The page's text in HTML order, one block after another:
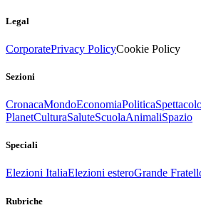
Legal
CorporatePrivacy PolicyCookie Policy
Sezioni
CronacaMondoEconomiaPolitica
PlanetCulturaSaluteScuolaAnimaliSpazio
Speciali
Elezioni ItaliaElezioni esteroGrande
Rubriche